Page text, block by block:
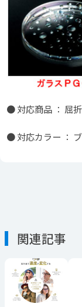
● 対応商品 ： 屈
● 対応カラー ：
関連記事